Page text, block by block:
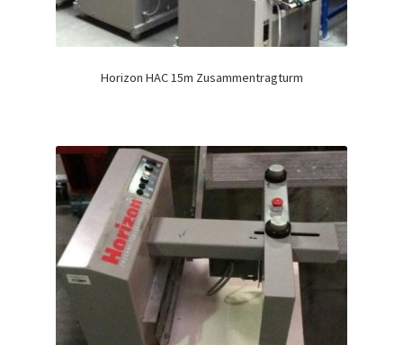
Horizon HAC 15m Zusammentragturm